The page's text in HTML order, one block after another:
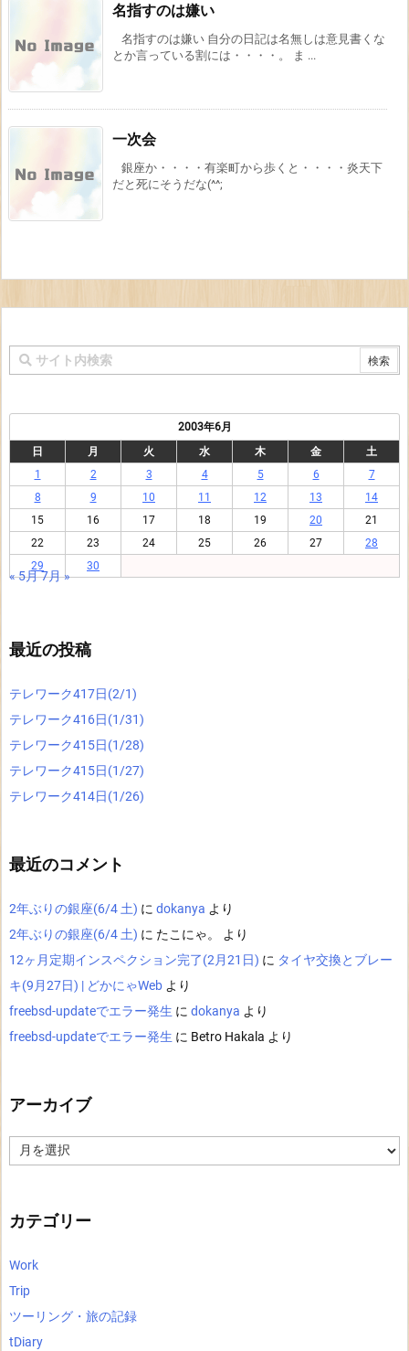
名指すのは嫌い
名指すのは嫌い 自分の日記は名無しは意見書くな
とか言っている割には・・・・。 ま ...
一次会
銀座か・・・・有楽町から歩くと・・・・炎天下
だと死にそうだな(^^;
2003年6月
日
月 火 水 木 金
土
1
2 3 4 5 6
7
8
9 10 11 12 13
14
15
16 17 18 19 20
21
22
23 24 25 26 27
28
29
30
« 5月7月 »
最近の投稿
テレワーク417日(2/1)
テレワーク416日(1/31)
テレワーク415日(1/28)
テレワーク415日(1/27)
テレワーク414日(1/26)
最近のコメント
2年ぶりの銀座(6/4 土) に dokanya より
2年ぶりの銀座(6/4 土) に たこにゃ。
より
12ヶ月定期インスペクション完了(2月21日) に タイヤ交換とブレー
キ(9月27日) | どかにゃWeb より
freebsd-updateでエラー発生 に dokanya より
freebsd-updateでエラー発生 に Betro Hakala より
アーカイブ
ー
カテゴリー
Work
Trip
ツーリング・旅の記録
tDiary